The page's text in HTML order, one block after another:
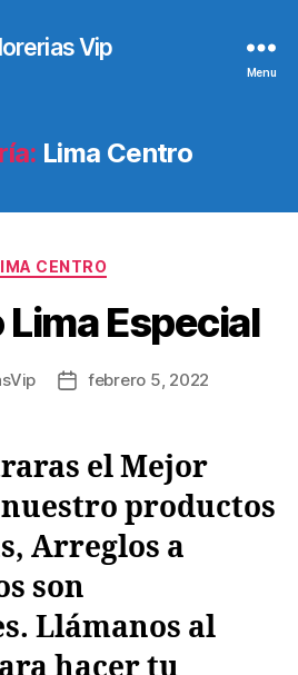
Vip
Menu
Lima Centro
Categories
CENTRO
Especial
Postfebrero 5, 2022
el Mejor
productos
Arreglos a
son
Llámanos al
hacer tu